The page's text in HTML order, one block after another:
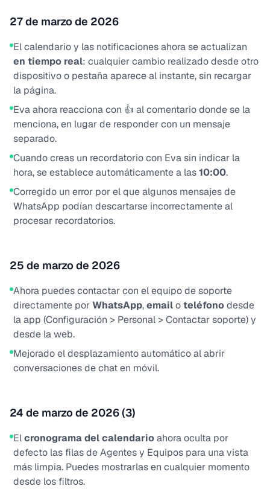
27 de marzo de 2026
El calendario y las notificaciones ahora se actualizan
en tiempo real: cualquier cambio realizado desde otro
dispositivo o pestaña aparece al instante, sin recargar
la página.
Eva ahora reacciona con 👍 al comentario donde se la
menciona, en lugar de responder con un mensaje
separado.
Cuando creas un recordatorio con Eva sin indicar la
hora, se establece automáticamente a las10:00.
Corregido un error por el que algunos mensajes de
WhatsApp podían descartarse incorrectamente al
procesar recordatorios.
25 de marzo de 2026
Ahora puedes contactar con el equipo de soporte
directamente porWhatsApp,emailoteléfonodesde
la app (Configuración > Personal > Contactar soporte) y
desde la web.
Mejorado el desplazamiento automático al abrir
conversaciones de chat en móvil.
24 de marzo de 2026 (3)
Elcronograma del calendarioahora oculta por
defecto las filas de Agentes y Equipos para una vista
más limpia. Puedes mostrarlas en cualquier momento
desde los filtros.